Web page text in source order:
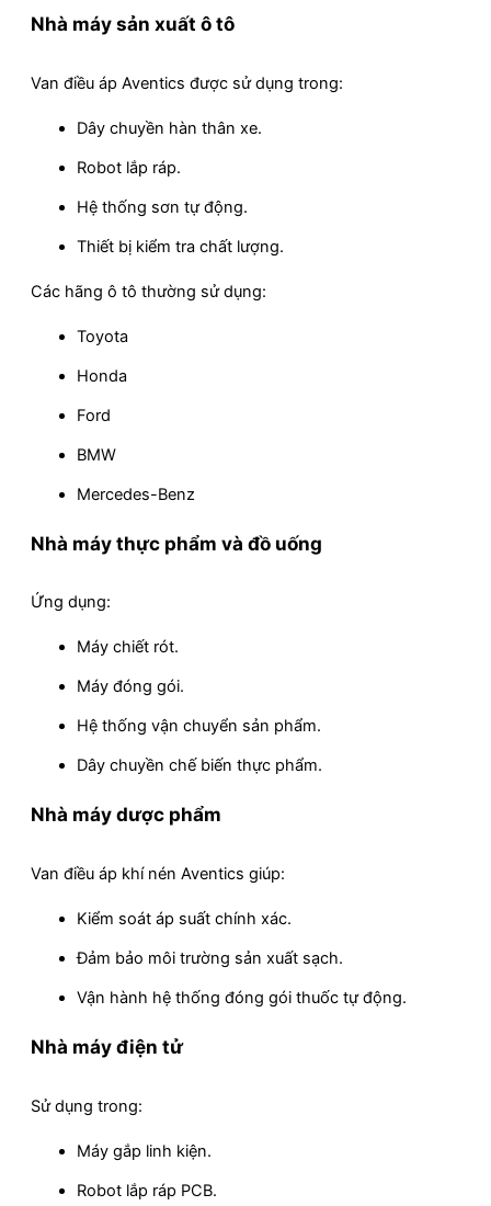
Nhà máy sản xuất ô tô
Van điều áp Aventics được sử dụng trong:
Dây chuyền hàn thân xe.
Robot lắp ráp.
Hệ thống sơn tự động.
Thiết bị kiểm tra chất lượng.
Các hãng ô tô thường sử dụng:
Toyota
Honda
Ford
BMW
Mercedes-Benz
Nhà máy thực phẩm và đồ uống
Ứng dụng:
Máy chiết rót.
Máy đóng gói.
Hệ thống vận chuyển sản phẩm.
Dây chuyền chế biến thực phẩm.
Nhà máy dược phẩm
Van điều áp khí nén Aventics giúp:
Kiểm soát áp suất chính xác.
Đảm bảo môi trường sản xuất sạch.
Vận hành hệ thống đóng gói thuốc tự động.
Nhà máy điện tử
Sử dụng trong:
Máy gắp linh kiện.
Robot lắp ráp PCB.